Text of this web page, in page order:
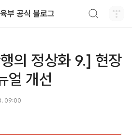
부 공식 블로그
의 정상화 9.] 현장
얼 개선
09:00